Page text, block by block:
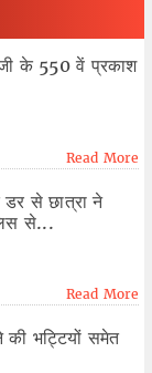
के 550 वें प्रकाश
Read More
से छात्रा ने
से...
Read More
की भट्टियों समेत